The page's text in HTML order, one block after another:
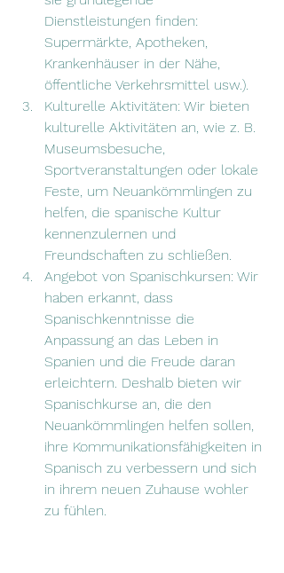
Dienstleistungen finden:
Supermärkte, Apotheken,
Krankenhäuser in der Nähe,
öffentliche Verkehrsmittel usw.).
Kulturelle Aktivitäten: Wir bieten
kulturelle Aktivitäten an, wie z. B.
Museumsbesuche,
Sportveranstaltungen oder lokale
Feste, um Neuankömmlingen zu
helfen, die spanische Kultur
kennenzulernen und
Freundschaften zu schließen.
Angebot von Spanischkursen: Wir
haben erkannt, dass
Spanischkenntnisse die
Anpassung an das Leben in
Spanien und die Freude daran
erleichtern. Deshalb bieten wir
Spanischkurse an, die den
Neuankömmlingen helfen sollen,
ihre Kommunikationsfähigkeiten in
Spanisch zu verbessern und sich
in ihrem neuen Zuhause wohler
zu fühlen.